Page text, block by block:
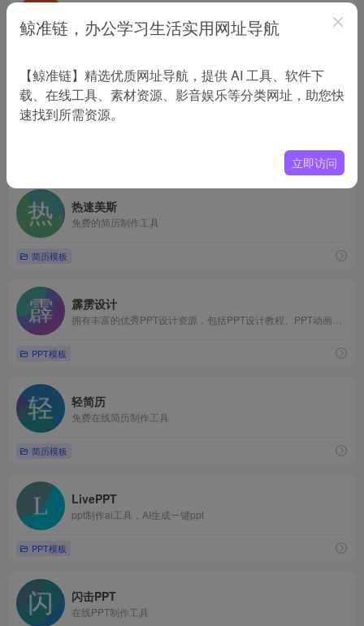
在线简历优化工具,简历模板在线制作
YY简历网
免费个人简历模板下载,WORD可编辑
热速美斯
免费的简历制作工具
简历模板
霹雳设计
PPT模板
轻简历
免费在线简历制作工具
简历模板
LivePPT
ppt制作ai工具，AI生成一键ppt
PPT模板
闪击PPT
在线PPT制作工具
鲸准链，办公学习生活实用网址导航
【鲸准链】精选优质网址导航，提供 AI 工具、软件下
载、在线工具、素材资源、影音娱乐等分类网址，助您快
速找到所需资源。
立即访问